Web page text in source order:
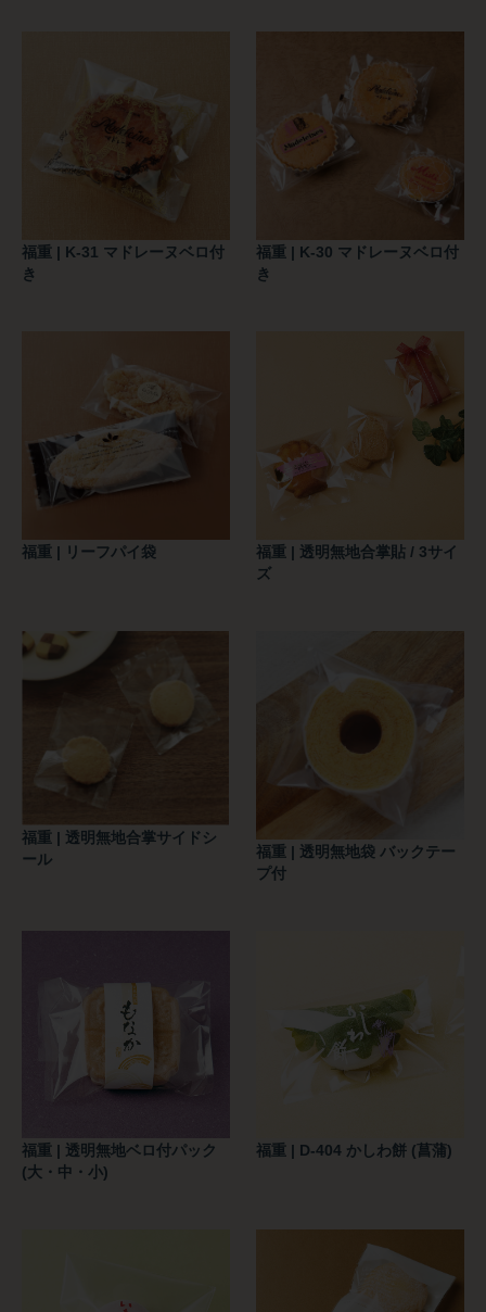
福重 | K-31 マドレーヌベロ付
き
福重 | K-30 マドレーヌベロ付
き
福重 | リーフパイ袋
福重 | 透明無地合掌貼 / 3サイ
ズ
福重 | 透明無地合掌サイドシ
ール
福重 | 透明無地袋 バックテー
プ付
福重 | 透明無地ベロ付パック
(大・中・小)
福重 | D-404 かしわ餅 (菖蒲)